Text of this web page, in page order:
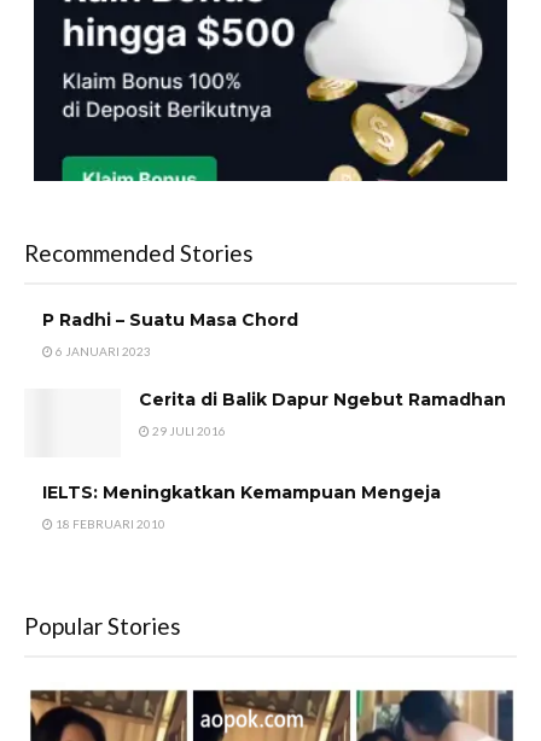
Recommended Stories
P Radhi – Suatu Masa Chord
6 JANUARI 2023
Cerita di Balik Dapur Ngebut Ramadhan
29 JULI 2016
IELTS: Meningkatkan Kemampuan Mengeja
18 FEBRUARI 2010
Popular Stories